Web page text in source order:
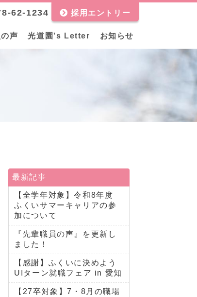
62-1234 採用エントリー
声 光道園's Letter お知らせ
最新記事
【全学年対象】令和8年度
ふくいサマーキャリアの参
加について
『先輩職員の声』を更新し
ました！
【感謝】ふくいに決めよう
UIターン就職フェア in 愛知
【27卒対象】7・8月の職場